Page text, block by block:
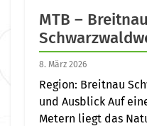
MTB – Breitnau
8. März 2026
Region: Breitnau
und Ausblick Auf
Metern liegt das